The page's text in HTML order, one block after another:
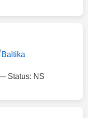
Baltika
Status: NS